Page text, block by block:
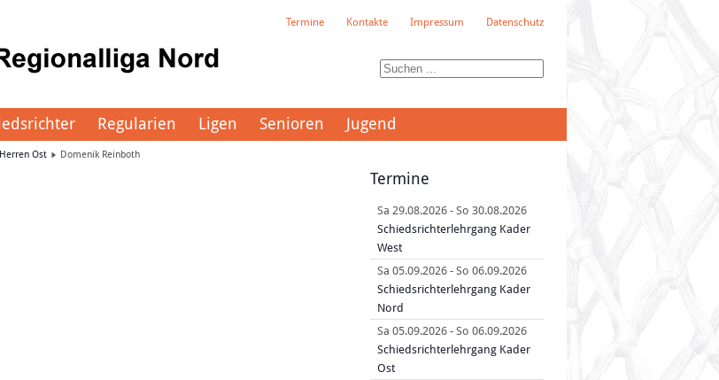
Termine Kontakte Impressum Datenschutz
Regularien Ligen Senioren Jugend
Ost Domenik Reinboth
Termine
Sa 29.08.2026 - So 30.08.2026
Schiedsrichterlehrgang Kader
West
Sa 05.09.2026 - So 06.09.2026
Schiedsrichterlehrgang Kader
Nord
Sa 05.09.2026 - So 06.09.2026
Schiedsrichterlehrgang Kader
Ost